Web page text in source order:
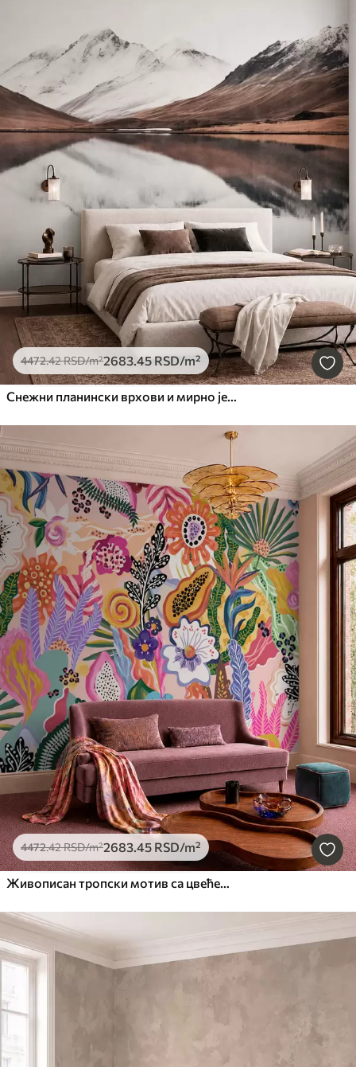
4472.42RSD/m²2683.45 RSD/m²
Снежни планински врхови и мирно језеро са одразом попут огледала
4472.42RSD/m²2683.45 RSD/m²
Живописан тропски мотив са цвећем, лишћем и шареним воћем